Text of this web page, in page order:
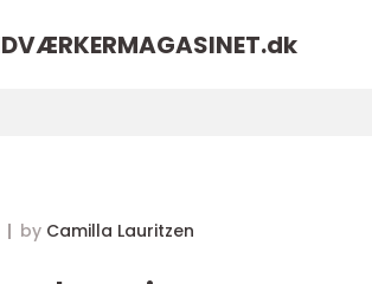
dk
by Camilla Lauritzen